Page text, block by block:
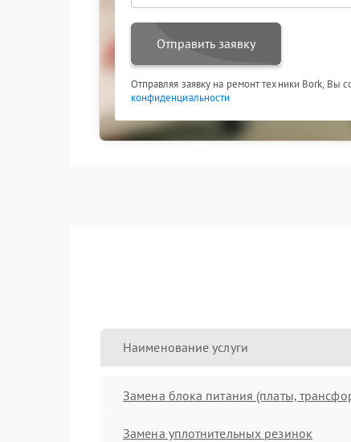
Отправить заявку
Отправляя заявку на ремонт техники Bork, Вы
конфиденциальности
Наименование услуги
Замена блока питания (платы,
Замена уплотнительных резинок